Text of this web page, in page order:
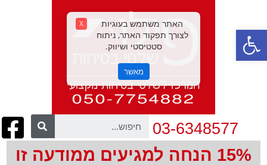
פתח סרגל נגישות
03-6348577
15% הנחה למגיעים ממודעה זו
X
האתר משתמש בעוגיות
לצורך תפקוד האתר, ניתוח
סטטיסטי ושיווק.
מאשר